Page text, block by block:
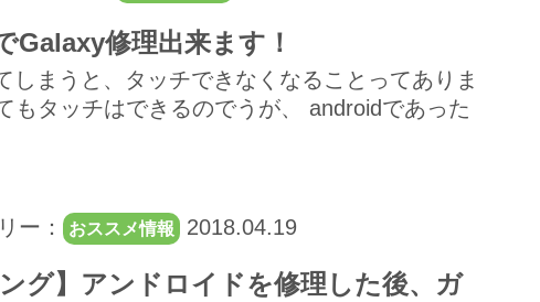
Galaxy修理出来ます！
まうと、タッチできなくなることってありま
もタッチはできるのでうが、 androidであった
ー： おススメ情報 2018.04.19
】アンドロイドを修理した後、ガ